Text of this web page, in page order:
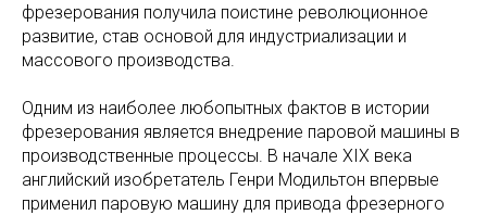
фрезерования получила поистине революционное
развитие, став основой для индустриализации и
массового производства.
Одним из наиболее любопытных фактов в истории
фрезерования является внедрение паровой машины в
производственные процессы. В начале XIX века
английский изобретатель Генри Модильтон впервые
применил паровую машину для привода фрезерного